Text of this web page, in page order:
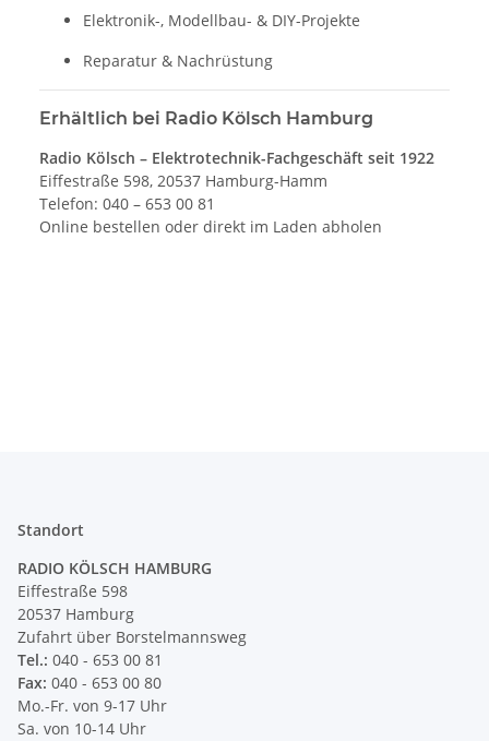
Elektronik-, Modellbau- & DIY-Projekte
Reparatur & Nachrüstung
Erhältlich bei Radio Kölsch Hamburg
Radio Kölsch – Elektrotechnik-Fachgeschäft seit 1922
Eiffestraße 598, 20537 Hamburg-Hamm
Telefon: 040 – 653 00 81
Online bestellen oder direkt im Laden abholen
Standort
RADIO KÖLSCH HAMBURG
Eiffestraße 598
20537 Hamburg
Zufahrt über Borstelmannsweg
Tel.: 040 - 653 00 81
Fax: 040 - 653 00 80
Mo.-Fr. von 9-17 Uhr
Sa. von 10-14 Uhr